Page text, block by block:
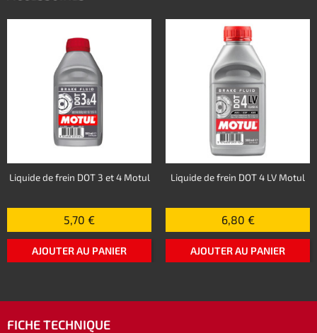
Liquide de frein DOT 3 et 4 Motul
5,70 €
AJOUTER AU PANIER
Liquide de frein DOT 4 LV Motul
6,80 €
AJOUTER AU PANIER
FICHE TECHNIQUE